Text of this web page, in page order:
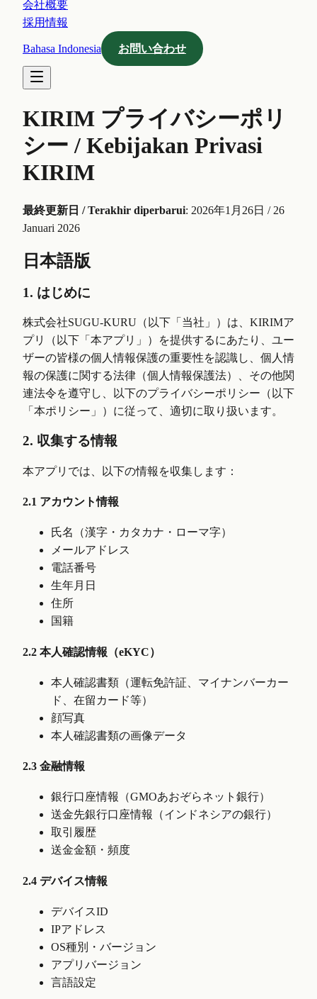
会社概要
採用情報
Bahasa Indonesia お問い合わせ
KIRIM プライバシーポリ
シー / Kebijakan Privasi
KIRIM
最終更新日 / Terakhir diperbarui: 2026年1月26日 / 26
Januari 2026
日本語版
1. はじめに
株式会社SUGU-KURU（以下「当社」）は、KIRIMア
プリ（以下「本アプリ」）を提供するにあたり、ユー
ザーの皆様の個人情報保護の重要性を認識し、個人情
報の保護に関する法律（個人情報保護法）、その他関
連法令を遵守し、以下のプライバシーポリシー（以下
「本ポリシー」）に従って、適切に取り扱います。
2. 収集する情報
本アプリでは、以下の情報を収集します：
2.1 アカウント情報
氏名（漢字・カタカナ・ローマ字）
メールアドレス
電話番号
生年月日
住所
国籍
2.2 本人確認情報（eKYC）
本人確認書類（運転免許証、マイナンバーカー
ド、在留カード等）
顔写真
本人確認書類の画像データ
2.3 金融情報
銀行口座情報（GMOあおぞらネット銀行）
送金先銀行口座情報（インドネシアの銀行）
取引履歴
送金金額・頻度
2.4 デバイス情報
デバイスID
IPアドレス
OS種別・バージョン
アプリバージョン
言語設定